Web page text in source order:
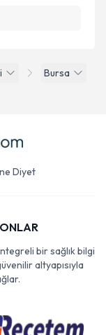
Bursa
Diyet
bir sağlık bilgi
altyapısıyla